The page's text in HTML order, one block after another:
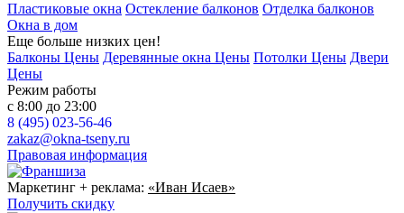
Пластиковые окна Остекление балконов Отделка балконов
Окна в дом
Еще больше низких цен!
Балконы Цены Деревянные окна Цены Потолки Цены Двери
Цены
Режим работы
с 8:00 до 23:00
8 (495) 023-56-46
zakaz@okna-tseny.ru
Правовая информация
Маркетинг + реклама: «Иван Исаев»
Получить скидку